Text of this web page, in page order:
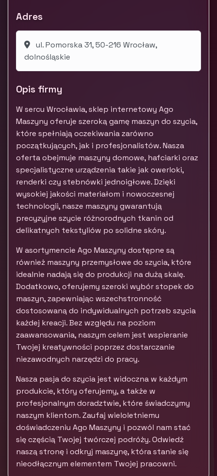
Adres
ul. Pomorska 31, 50-216 Wrocław,
dolnośląskie
Opis firmy
W sercu Wrocławia, sklep internetowy Ago
Maszyny oferuje szeroką gamę maszyn do szycia,
które spełniają oczekiwania zarówno
początkujących, jak i profesjonalistów. Nasza
oferta obejmuje maszyny domowe, hafciarki oraz
specjalistyczne urządzenia takie jak owerloki,
renderki czy stebnówki jednoigłowe. Dzięki
wysokiej jakości materiałom i nowoczesnej
technologii, nasze maszyny gwarantują
precyzyjne szycie różnorodnych tkanin od
delikatnych tekstyliów po solidne skóry.
W asortymencie Ago Maszyny dostępne są
również maszyny przemysłowe do szycia, które
idealnie nadają się do produkcji na dużą skalę.
Dodatkowo, oferujemy szeroki wybór stopek do
maszyn, zapewniając wszechstronność
dostosowaną do indywidualnych potrzeb szycia
każdej kreacji. Bez względu na poziom
zaawansowania, naszym celem jest wspieranie
Twojej kreatywności poprzez dostarczanie
niezawodnych narzędzi do pracy.
Nasza pasja do szycia jest widoczna w każdym
produkcie, który oferujemy, a także w
profesjonalnym doradztwie, które świadczymy
naszym klientom. Zaufaj wieloletniemu
doświadczeniu Ago Maszyny i pozwól nam stać
się częścią Twojej twórczej podróży. Odwiedź
naszą stronę i odkryj maszynę, która stanie się
nieodłącznym elementem Twojej pracowni.